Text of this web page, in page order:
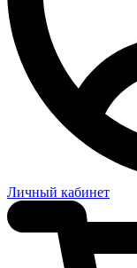
Личный кабинет